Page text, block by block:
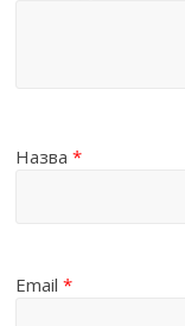
Назва*
Email*